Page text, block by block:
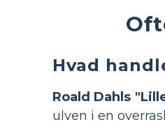
Hvad
Roald Dahls
ulven i en